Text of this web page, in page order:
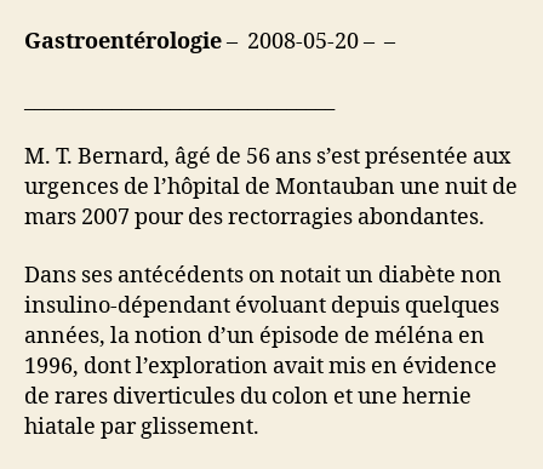
Gastroentérologie– 2008-05-20 – –
M. T. Bernard, âgé de 56 ans s’est présentée aux
urgences de l’hôpital de Montauban une nuit de
mars 2007 pour des rectorragies abondantes.
Dans ses antécédents on notait un diabète non
insulino-dépendant évoluant depuis quelques
années, la notion d’un épisode de méléna en
1996, dont l’exploration avait mis en évidence
de rares diverticules du colon et une hernie
hiatale par glissement.